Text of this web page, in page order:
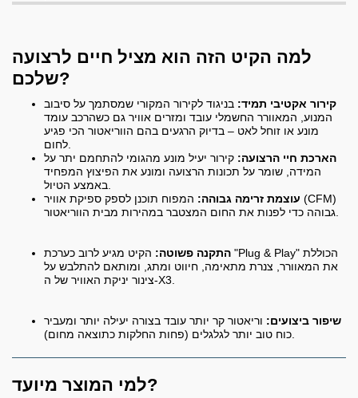
למה הקיט הזה הוא מציל חיים לרצועה
שלכם?
קירור אקטיבי תמיד: בניגוד לקירור המקורי שמסתמך על סיבוב
המנוע, המאוורר החשמלי עובד ומזרים אוויר גם כשהרכב עומד
מונע או זוחל לאט – בדיוק הרגעים בהם הווריאטור הכי פגיע
הארכת חיי הרצועה: קירור יעיל מונע מהגומי להתחמם יתר על
המידה, שומר על תכונות הרצועה ומונע את הפיצוץ המפחיד
עוצמת זרימה גבוהה: המפוח תוכנן לספק ספיקת אוויר (CFM)
התקנה פשוטה: הקיט מגיע לרוב כערכת "Plug & Play" הכוללת
את המאוורר, צנרת מתאימה, חיווט ומתג, ומותאם להתלבש על
צינור יניקת האוויר של ה-X3.
שיפור ביצועים: וריאטור קר יותר עובד בצורה יעילה יותר ומעביר
למי המוצר מיועד?